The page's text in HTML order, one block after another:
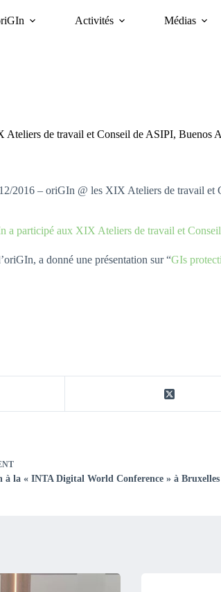
Activités Médias
de travail et Conseil de ASIPI, Buenos
2016 – oriGIn @ les XIX Ateliers de travail et
a participé aux XIX Ateliers de travail et
a donné une présentation sur “GIs
à la « INTA Digital World Conference » à Bruxelles